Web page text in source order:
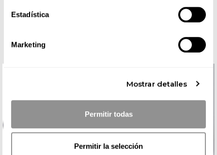
Estadística
Marketing
Mostrar detalles
Permitir todas
Permitir la selección
COMPLETA TU LOOK